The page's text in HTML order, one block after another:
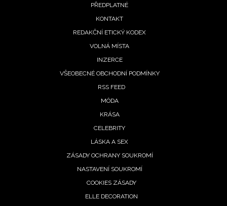
NEWSLETTER
PŘEDPLATNÉ
KONTAKT
REDAKČNÍ ETICKÝ KODEX
VOLNÁ MÍSTA
INZERCE
VŠEOBECNÉ OBCHODNÍ PODMÍNKY
RSS FEED
MÓDA
KRÁSA
CELEBRITY
LÁSKA A SEX
ZÁSADY OCHRANY SOUKROMÍ
NASTAVENÍ SOUKROMÍ
COOKIES ZÁSADY
ELLE DECORATION